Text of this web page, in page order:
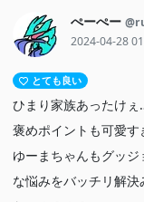
ぺーぺー
2024-04-28
とても良い
ひまり家族あったけ
褒めポイントも可愛
ゆーまちゃんもグッ
な悩みをバッチリ解